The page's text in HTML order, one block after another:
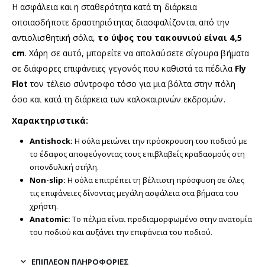
Η ασφάλεια και η σταθερότητα κατά τη διάρκεια
οποιασδήποτε δραστηριότητας διασφαλίζονται από την
αντιολισθητική σόλα, το ύψος του τακουνιού είναι 4,5
cm. Χάρη σε αυτό, μπορείτε να απολαύσετε σίγουρα βήματα
σε διάφορες επιφάνειες γεγονός που καθιστά τα πέδιλα Fly
Flot τον τέλειο σύντροφο τόσο για μια βόλτα στην πόλη
όσο και κατά τη διάρκεια των καλοκαιρινών εκδρομών.
Χαρακτηριστικά:
Antishock: Η σόλα μειώνει την πρόσκρουση του ποδιού με
το έδαφος αποφεύγοντας τους επιβλαβείς κραδασμούς στη
σπονδυλική στήλη.
Non-slip: Η σόλα επιτρέπει τη βέλτιστη πρόσφυση σε όλες
τις επιφάνειες δίνοντας μεγάλη ασφάλεια στα βήματα του
χρήστη.
Anatomic: Το πέλμα είναι προδιαμορφωμένο στην ανατομία
του ποδιού και αυξάνει την επιφάνεια του ποδιού.
ΕΠΙΠΛΈΟΝ ΠΛΗΡΟΦΟΡΊΕΣ